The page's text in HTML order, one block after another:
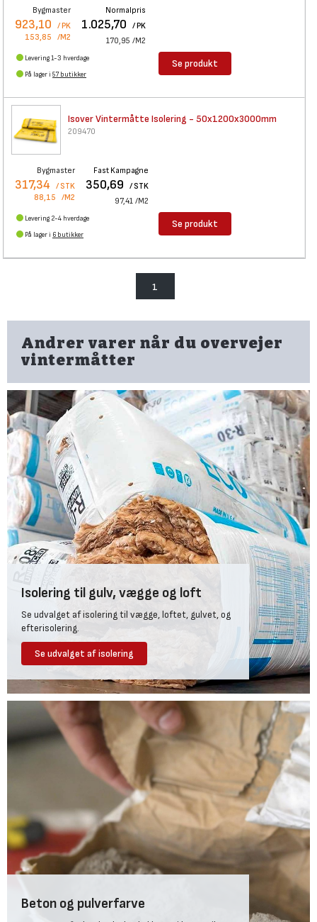
Bygmaster
923,10 / PK
153,85 /M2
Normalpris
1.025,70 / PK
170,95 /M2
Levering 1-3 hverdage
På lager i 57 butikker
Se produkt
Isover Vintermåtte Isolering - 50x1200x3000mm
209470
Bygmaster
317,34 / STK
88,15 /M2
Fast Kampagne
350,69 / STK
97,41 /M2
Levering 2-4 hverdage
På lager i 6 butikker
Se produkt
1
Andrer varer når du overvejer
vintermåtter
Isolering til gulv, vægge og loft
Se udvalget af isolering til vægge, loftet, gulvet, og
efterisolering.
Se udvalget af isolering
Beton og pulverfarve